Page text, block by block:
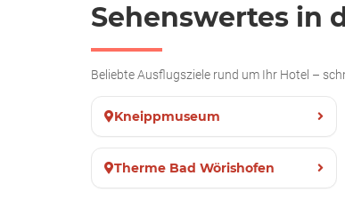
Sehenswertes in
Beliebte Ausflugsziele rund um Ihr Hotel –
Kneippmuseum
Therme Bad Wörishofen